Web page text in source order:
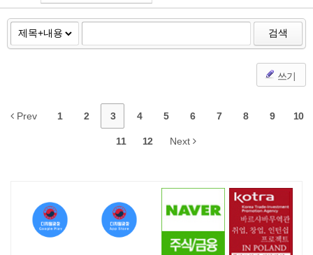
검색
쓰기
Prev 1 2 3 4 5 6 7 8 9 10
11 12 Next